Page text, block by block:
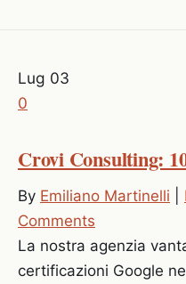
Lug 03
0
Crovi Consulting:
By Emiliano Martinelli
Comments
La nostra agenzia
certificazioni Google